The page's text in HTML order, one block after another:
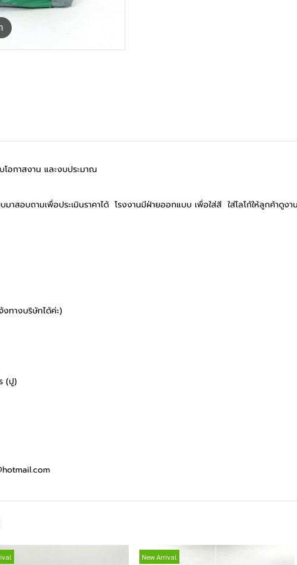
โอกาสงาน และงบประมาณ
สอบถามเพื่อประเมินราคาได้ โรงงานมีฝ่ายออกแบบ เพื่อใส่สี ใส่โลโก้ให้ลูกค้าดูง
ทางบริษัทได้ค่ะ)
(ปู)
New Arrival